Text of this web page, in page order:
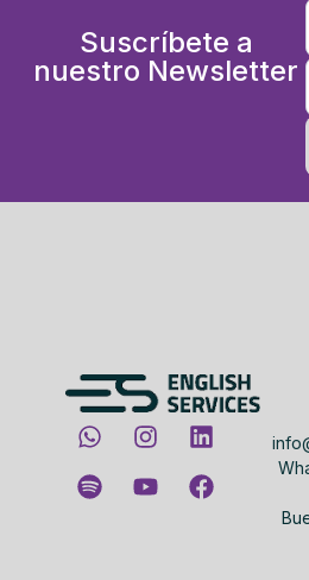
Suscríbete a
nuestro Newsletter